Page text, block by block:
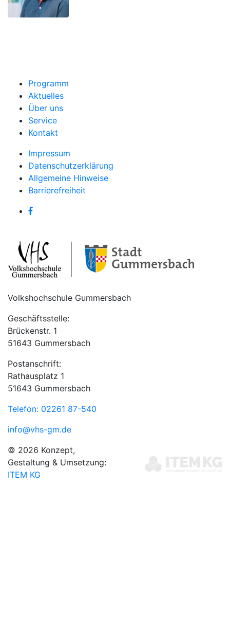
Programm
Aktuelles
Über uns
Service
Kontakt
Impressum
Datenschutzerklärung
Allgemeine Hinweise
Barrierefreiheit
Volkshochschule Gummersbach
Geschäftsstelle:
Brückenstr. 1
51643 Gummersbach
Postanschrift:
Rathausplatz 1
51643 Gummersbach
Telefon: 02261 87-540
info@vhs-gm.de
© 2026 Konzept,
Gestaltung & Umsetzung:
ITEM KG